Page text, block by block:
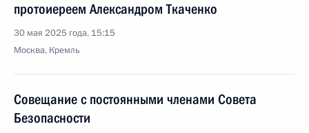
протоиереем Александром Ткаченко
30 мая 2025 года, 15:15
Москва, Кремль
Совещание с постоянными членами Совета
Безопасности